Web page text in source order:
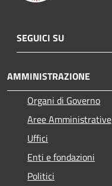
SEGUICI SU
AMMINISTRAZIONE
Organi di Governo
Aree Amministrative
Uffici
Enti e fondazioni
Politici